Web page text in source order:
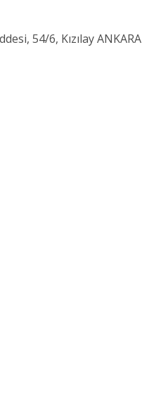
54/6, Kızılay ANKARA